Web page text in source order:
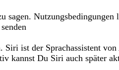
sagen. Nutzungsbedingungen
ist der Sprachassistent
kannst Du Siri auch später